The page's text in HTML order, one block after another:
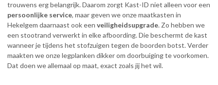
trouwens erg belangrijk. Daarom zorgt Kast-ID niet alleen voor een
persoonlijke service, maar geven we onze maatkasten in
Hekelgem daarnaast ook een veiligheidsupgrade. Zo hebben we
een stootrand verwerkt in elke afboording. Die beschermt de kast
wanneer je tijdens het stofzuigen tegen de boorden botst. Verder
maakten we onze legplanken dikker om doorbuiging te voorkomen.
Dat doen we allemaal op maat, exact zoals jij het wil.